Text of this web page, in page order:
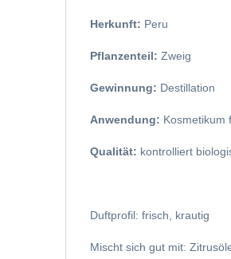
Herkunft: Peru
Pflanzenteil: Zweig
Gewinnung: Destillation
Anwendung: Kosmetikum
Qualität: kontrolliert
Duftprofil: frisch, krautig
Mischt sich gut mit: